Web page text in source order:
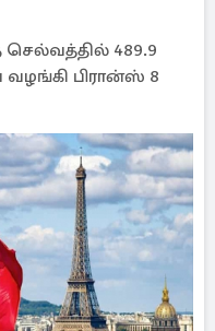
489.9
பிரான்ஸ் 8